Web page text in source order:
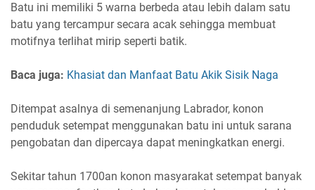
Batu ini memiliki 5 warna berbeda atau lebih dalam satu
batu yang tercampur secara acak sehingga membuat
motifnya terlihat mirip seperti batik.
Baca juga: Khasiat dan Manfaat Batu Akik Sisik Naga
Ditempat asalnya di semenanjung Labrador, konon
penduduk setempat menggunakan batu ini untuk sarana
pengobatan dan dipercaya dapat meningkatkan energi.
Sekitar tahun 1700an konon masyarakat setempat banyak